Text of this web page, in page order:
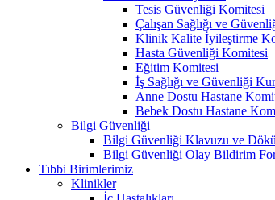
Tesis Güvenliği Komitesi
Çalışan Sağlığı ve
Klinik Kalite İyileştirme
Hasta Güvenliği Komitesi
Eğitim Komitesi
İş Sağlığı ve Güvenliği
Anne Dostu Hastane
Bebek Dostu Hastane
Bilgi Güvenliği
Bilgi Güvenliği Klavuzu ve
Bilgi Güvenliği Olay Bildirim
Tıbbi Birimlerimiz
Klinikler